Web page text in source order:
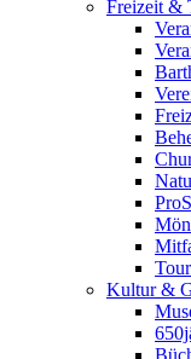
Freizeit &
Kultur &